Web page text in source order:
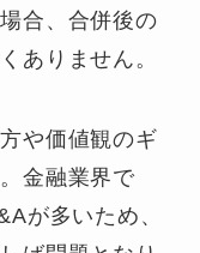
合、合併後の
ありません。
や価値観のギ
金融業界で
が多いため、